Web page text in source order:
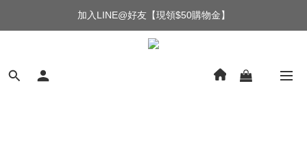
加入LINE@好友【現領$50購物金】